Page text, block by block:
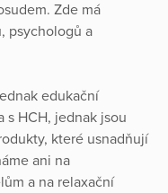
Zde má
psychologů a
edukační
s HCH, jednak jsou
které usnadňují
ani na
a na relaxační